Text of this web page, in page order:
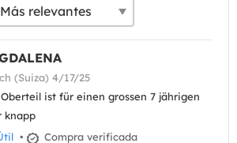
(Suiza) 4/17/25
Oberteil ist für einen grossen 7 jährigen
knapp
• Compra verificada